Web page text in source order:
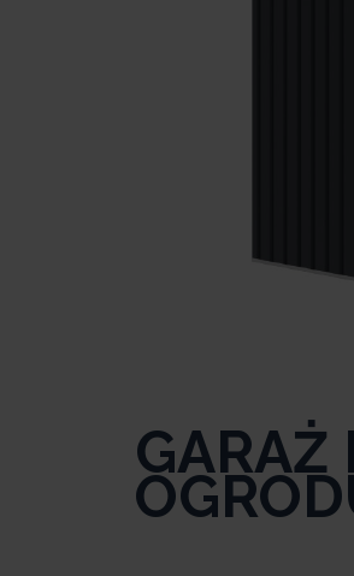
GARAŻ